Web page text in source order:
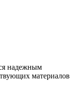
надежным
материалов